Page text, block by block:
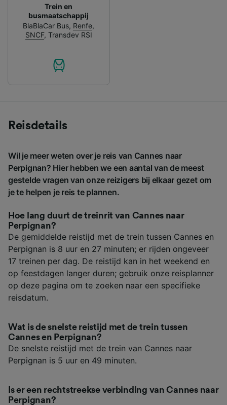
Trein en
busmaatschappij
BlaBlaCar Bus, Renfe,
SNCF, Transdev RSI
Reisdetails
Wil je meer weten over je reis van Cannes naar
Perpignan? Hier hebben we een aantal van de meest
gestelde vragen van onze reizigers bij elkaar gezet om
je te helpen je reis te plannen.
Hoe lang duurt de treinrit van Cannes naar
Perpignan?
De gemiddelde reistijd met de trein tussen Cannes en
Perpignan is 8 uur en 27 minuten; er rijden ongeveer
17 treinen per dag. De reistijd kan in het weekend en
op feestdagen langer duren; gebruik onze reisplanner
op deze pagina om te zoeken naar een specifieke
reisdatum.
Wat is de snelste reistijd met de trein tussen
Cannes en Perpignan?
De snelste reistijd met de trein van Cannes naar
Perpignan is 5 uur en 49 minuten.
Is er een rechtstreekse verbinding van Cannes naar
Perpignan?